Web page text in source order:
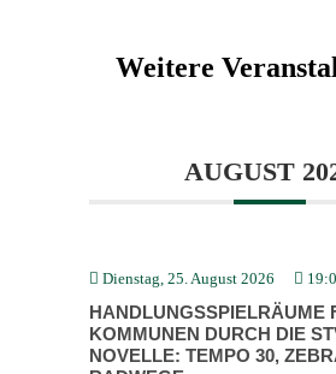
Weitere
AUGUST
Dienstag, 25. August 2026
HANDLUNGS­SPIEL­RÄUME
KOMMUNEN DURCH DIE
NOVELLE: TEMPO 30,